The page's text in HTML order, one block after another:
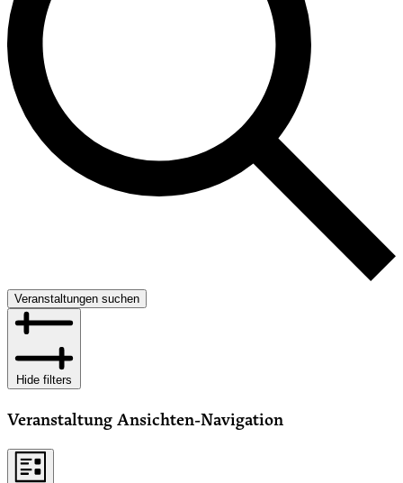
Veranstaltungen suchen
Hide filters
Veranstaltung Ansichten-Navigation